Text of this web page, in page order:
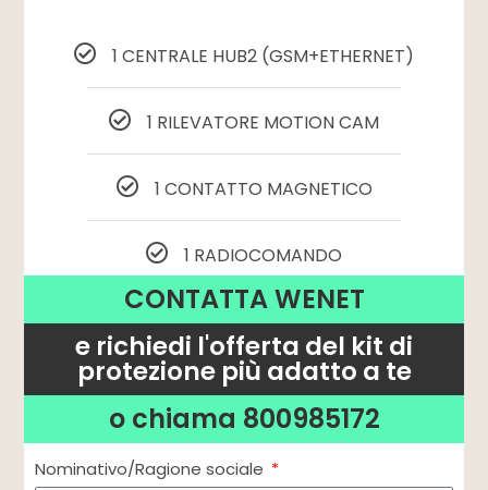
1 CENTRALE HUB2 (GSM+ETHERNET)
1 RILEVATORE MOTION CAM
1 CONTATTO MAGNETICO
1 RADIOCOMANDO
CONTATTA WENET
e richiedi l'offerta del kit di
protezione più adatto a te
o chiama 800985172
Nominativo/Ragione sociale